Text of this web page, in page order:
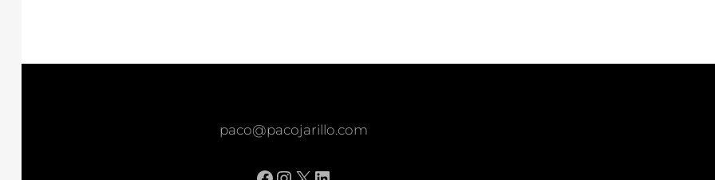
paco@pacojarillo.com